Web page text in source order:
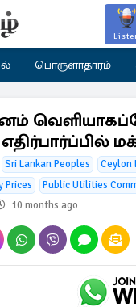
பொருளாதாரம்
எதிர்பார்ப்பில்
Sri Lankan Peoples
Ceylon
Prices
Public Utilities
10 months ago